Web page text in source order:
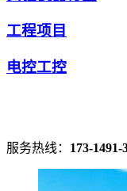
工程项目
电控工控
服务热线： 173-1491-